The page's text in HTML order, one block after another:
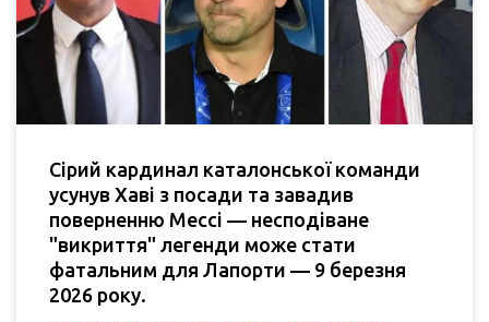
Сірий кардинал каталонської команди
усунув Хаві з посади та завадив
поверненню Мессі — несподіване
"викриття" легенди може стати
фатальним для Лапорти — 9 березня
2026 року.